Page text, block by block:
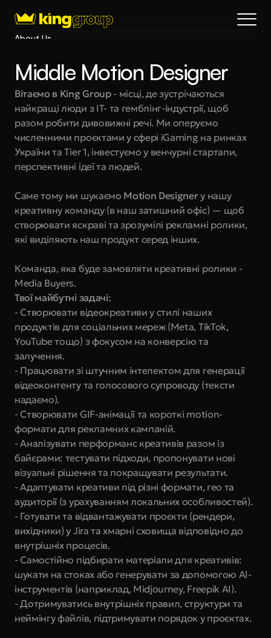
About Us
Services
Process
Coming Soon
King Interns
Legal
404
Middle Motion Designer
Вітаємо в King Group - місці, де зустрічаються
найкращі люди з IT- та гемблінг-індустрії, щоб
разом робити дивовижні речі. Ми оперуємо
численними проєктами у сфері iGaming на ринках
України та Tier 1, інвестуємо у венчурні стартапи,
перспективні ідеї та людей.
Саме тому ми шукаємо Motion Designer у нашу
креативну команду (в наш затишний офіс) — щоб
створювати яскраві та зрозумілі рекламні ролики,
які виділяють наш продукт серед інших.
Команда, яка буде замовляти креативні ролики -
Media Buyers.
Твої майбутні задачі:
- Створювати відеокреативи у стилі наших
продуктів для соціальних мереж (Meta, TikTok,
YouTube тощо) з фокусом на конверсію та
залучення.
- Працювати зі штучним інтелектом для генерації
відеоконтенту та голосового супроводу (тексти
надаємо).
- Створювати GIF-анімації та короткі motion-
формати для рекламних кампаній.
- Аналізувати перформанс креативів разом із
байєрами: тестувати підходи, пропонувати нові
візуальні рішення та покращувати результати.
- Адаптувати креативи під різні формати, гео та
аудиторії (з урахуванням локальних особливостей).
- Готувати та відвантажувати проєкти (рендери,
вихідники) у Jira та хмарні сховища відповідно до
внутрішніх процесів.
- Самостійно підбирати матеріали для креативів:
шукати на стоках або генерувати за допомогою AI-
інструментів (наприклад, Midjourney, Freepik AI).
- Дотримуватись внутрішніх правил, структури та
неймінгу файлів, підтримувати порядок у проєктах.